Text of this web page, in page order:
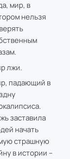
мир, в
нельзя
лжи.
падающий в
заставила
начать
страшную
в истории –